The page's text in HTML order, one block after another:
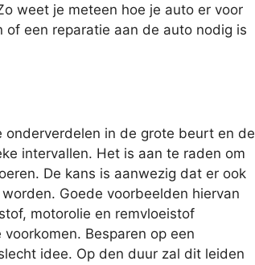
weet je meteen hoe je auto er voor
een reparatie aan de auto nodig is
in de grote beurt en de
intervallen. Het is aan te raden om
De kans is aanwezig dat er ook
Goede voorbeelden hiervan
motorolie en remvloeistof
Besparen op een
idee. Op den duur zal dit leiden